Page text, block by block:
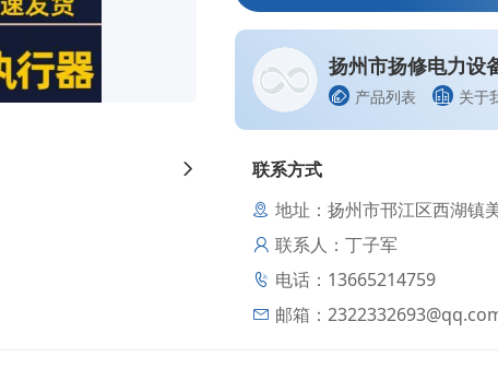
扬州市扬修电力设
产品列表 关于
联系方式
地址：扬州市邗江区西湖镇
联系人：丁子军
电话：13665214759
邮箱：